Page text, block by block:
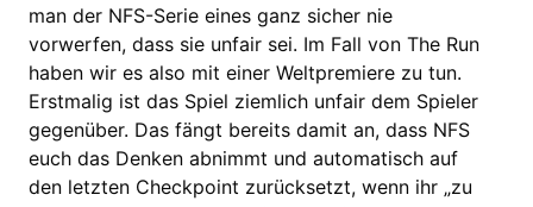
man der NFS-Serie eines ganz sicher nie
vorwerfen, dass sie unfair sei. Im Fall von The Run
haben wir es also mit einer Weltpremiere zu tun.
Erstmalig ist das Spiel ziemlich unfair dem Spieler
gegenüber. Das fängt bereits damit an, dass NFS
euch das Denken abnimmt und automatisch auf
den letzten Checkpoint zurücksetzt, wenn ihr „zu